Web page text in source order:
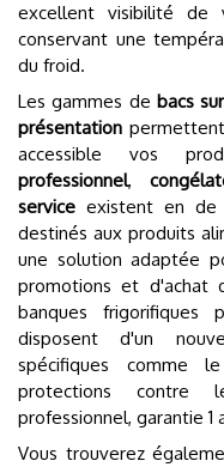
excellent visibilité de
conservant une
du froid.
Les gammes de bacs
présentation
accessible vos
professionnel,
service existent en de
destinés aux produits
une solution adaptée
promotions et d'achat
banques frigorifiques
disposent d'un
spécifiques comme
protections contre
professionnel, garantie 1
Vous trouverez